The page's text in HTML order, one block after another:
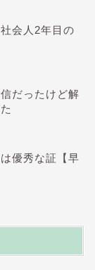
会人2年目の
だったけど解
優秀な証【早